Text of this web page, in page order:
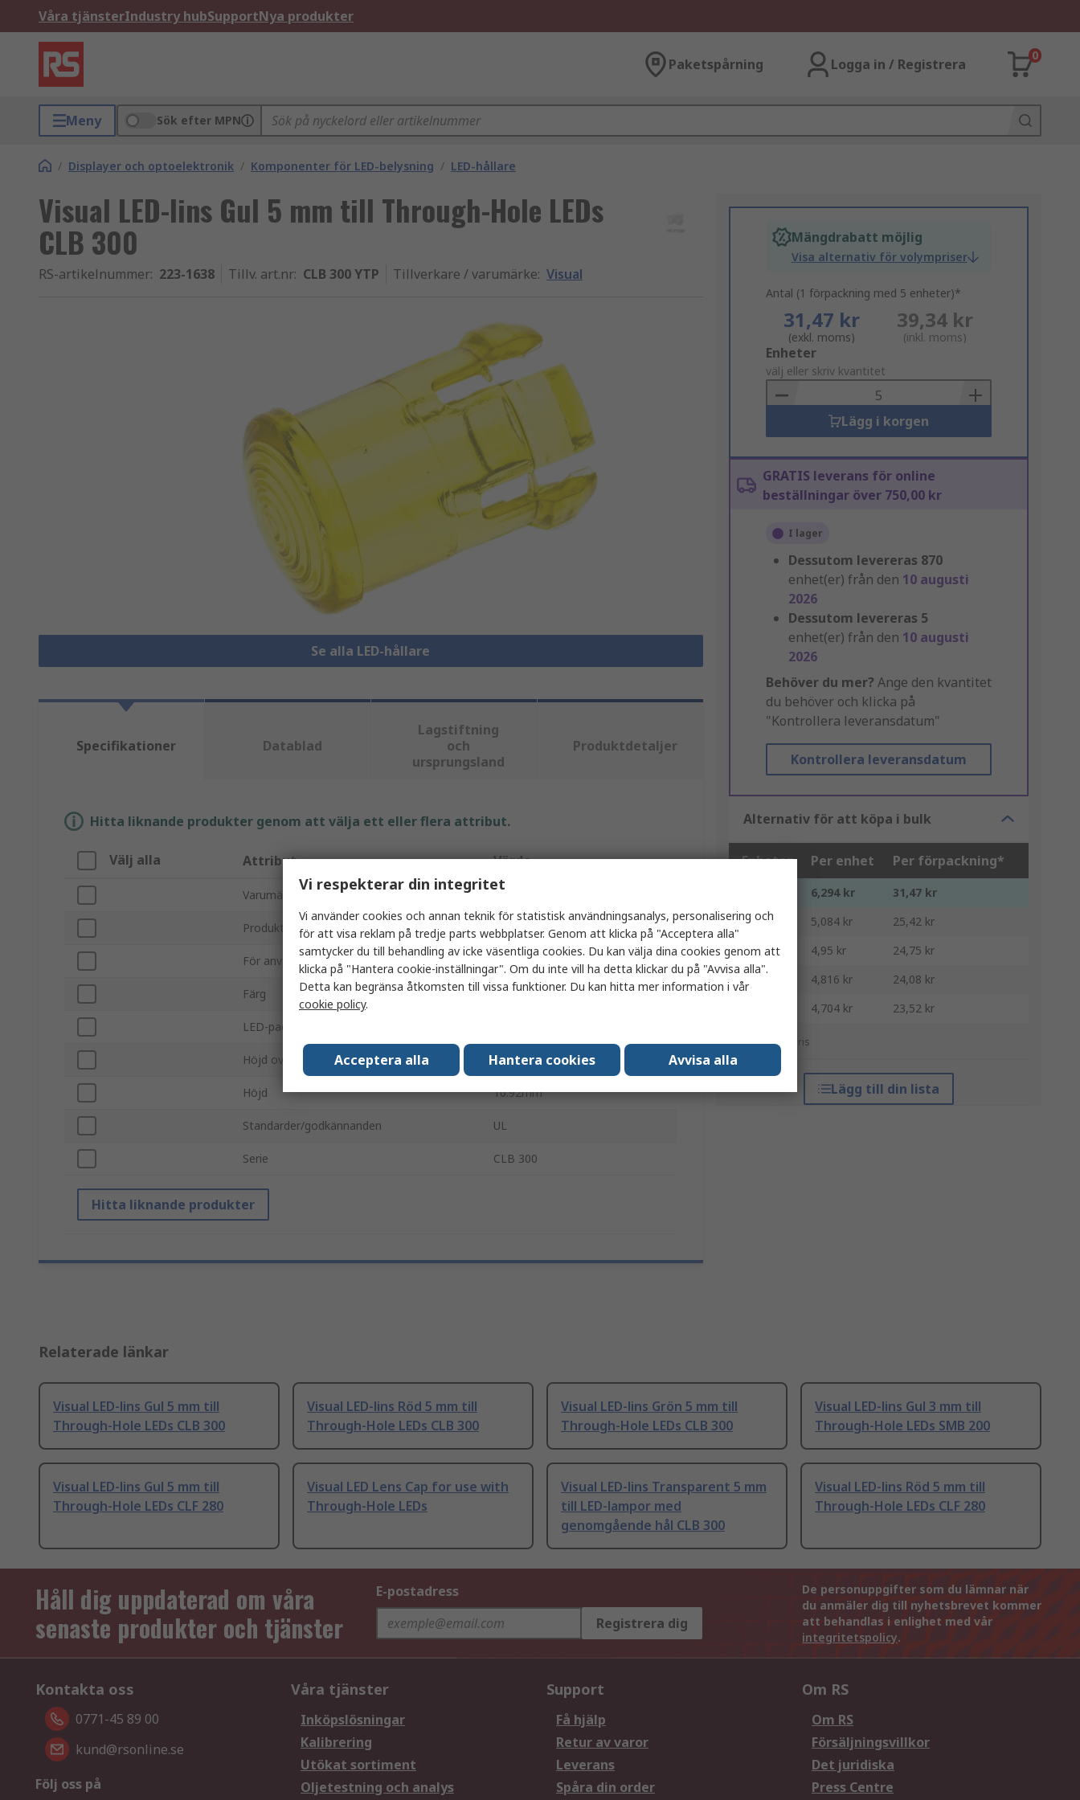
Våra tjänsterIndustry hubSupportNya produkter
Paketspårning Logga in / Registrera
0
Meny Sök efter MPN
/ Displayer och optoelektronik / Komponenter för LED-belysning / LED-hållare
Visual LED-lins Gul 5 mm till Through-Hole LEDs
CLB 300
RS-artikelnummer: 223-1638 Tillv. art.nr: CLB 300 YTP Tillverkare / varumärke: Visual
Se alla LED-hållare
Mängdrabatt möjlig
Visa alternativ för volympriser
Antal (1 förpackning med 5 enheter)*
31,47 kr
(exkl. moms)
39,34 kr
(inkl. moms)
Add
to
Basket
Enheter
välj eller skriv kvantitet
Lägg i korgen
GRATIS leverans för online
beställningar över 750,00 kr
I lager
Dessutom levereras 870
enhet(er) från den 10 augusti
2026
Dessutom levereras 5
enhet(er) från den 10 augusti
2026
Behöver du mer? Ange den kvantitet
du behöver och klicka på
"Kontrollera leveransdatum"
Kontrollera leveransdatum
Alternativ för att köpa i bulk
Enheter Per enhet Per förpackning*
6,294 kr
31,47 kr
25 - 95
5,084 kr
25,42 kr
100 - 245
4,95 kr
24,75 kr
250 - 495
4,816 kr
24,08 kr
4,704 kr 23,52 kr
*vägledande pris
Lägg till din lista
Specifikationer Datablad
Lagstiftning
och
ursprungsland
Produktdetaljer
Hitta liknande produkter genom att välja ett eller flera attribut.
Välj alla Attribut Värde
Varumärke
Produkttyp LED-lins
För användning med Through-Hole LEDs
Färg Gul
LED-packstorlek
Höjd ovanför panel 1.78mm
Höjd 10.92mm
Standarder/godkännanden UL
Serie CLB 300
Hitta liknande produkter
Relaterade länkar
Visual LED-lins Gul 5 mm till
Through-Hole LEDs CLB 300
Visual LED-lins Röd 5 mm till
Through-Hole LEDs CLB 300
Visual LED-lins Grön 5 mm till
Through-Hole LEDs CLB 300
Visual LED-lins Gul 3 mm till
Through-Hole LEDs SMB 200
Visual LED-lins Gul 5 mm till
Through-Hole LEDs CLF 280
Visual LED Lens Cap for use with
Through-Hole LEDs
Visual LED-lins Transparent 5 mm
till LED-lampor med
genomgående hål CLB 300
Visual LED-lins Röd 5 mm till
Through-Hole LEDs CLF 280
Håll dig uppdaterad om våra
senaste produkter och tjänster
E-postadress
Registrera dig
De personuppgifter som du lämnar när
du anmäler dig till nyhetsbrevet kommer
att behandlas i enlighet med vår
integritetspolicy.
Kontakta oss
0771-45 89 00
kund@rsonline.se
Följ oss på
Våra tjänster
Inköpslösningar
Kalibrering
Utökat sortiment
Oljetestning och analys
Support
Få hjälp
Retur av varor
Leverans
Spåra din order
Om RS
Om RS
Försäljningsvillkor
Det juridiska
Press Centre
Vi respekterar din integritet
Vi använder cookies och annan teknik för statistisk användningsanalys, personalisering och
för att visa reklam på tredje parts webbplatser. Genom att klicka på "Acceptera alla"
samtycker du till behandling av icke väsentliga cookies. Du kan välja dina cookies genom att
klicka på "Hantera cookie-inställningar". Om du inte vill ha detta klickar du på "Avvisa alla".
Detta kan begränsa åtkomsten till vissa funktioner. Du kan hitta mer information i vår
cookie policy.
Acceptera alla Hantera cookies Avvisa alla